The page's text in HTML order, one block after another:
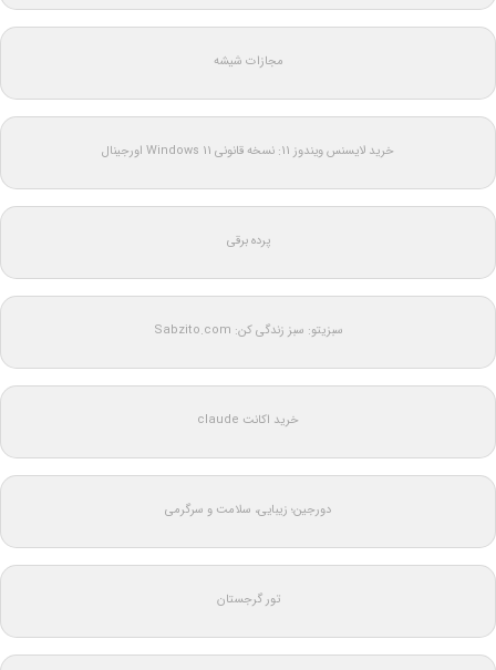
مجازات شیشه
خرید لایسنس ویندوز 11: نسخه قانونی Windows 11 اورجینال
پرده برقی
سبزیتو: سبز زندگی کن: Sabzito.com
خرید اکانت claude
دورجین؛ زیبایی، سلامت و سرگرمی
تور گرجستان